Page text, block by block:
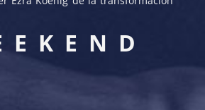
E K E N D